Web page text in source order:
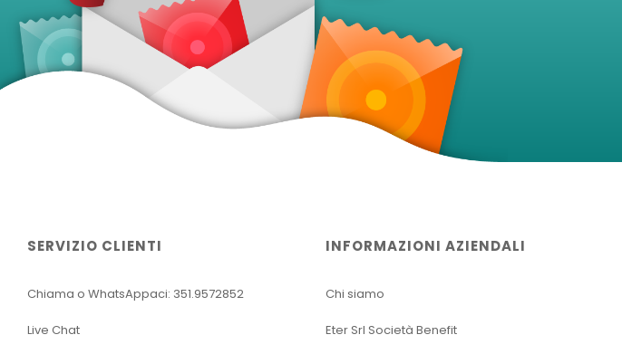
SERVIZIO CLIENTI
Chiama o WhatsAppaci: 351.9572852
Live Chat
INFORMAZIONI AZIENDALI
Chi siamo
Eter Srl Società Benefit